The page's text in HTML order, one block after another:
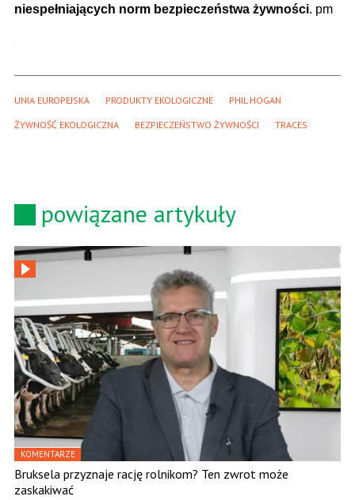
niespełniających norm bezpieczeństwa żywności. pm
UNIA EUROPEJSKA PRODUKTY EKOLOGICZNE PHIL HOGAN
ŻYWNOŚĆ EKOLOGICZNA BEZPIECZEŃSTWO ŻYWNOŚCI TRACES
powiązane artykuły
KOMENTARZE
Bruksela przyznaje rację rolnikom? Ten zwrot może
zaskakiwać